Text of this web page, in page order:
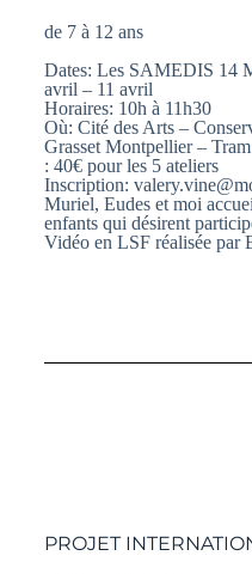
de 7 à 12 ans
Dates: Les SAMEDIS 14
avril – 11 avril
Horaires: 10h à 11h30
Où: Cité des Arts –
Grasset Montpellier –
: 40€ pour les 5 ateliers
Inscription:
Muriel, Eudes et moi
enfants qui désirent
Vidéo en LSF réalisée par
PROJET